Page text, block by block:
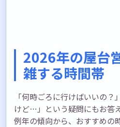
2026年の屋台
雑する時間帯
「何時ごろに行けばいいの
けど…」という疑問にもお答
例年の傾向から、おすすめの